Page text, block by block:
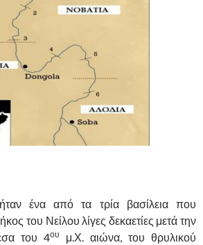
ένα από τα τρία βασίλεια που
του Νείλου λίγες δεκαετίες μετά την
του 4ου
μ.Χ. αιώνα, του θρυλικού